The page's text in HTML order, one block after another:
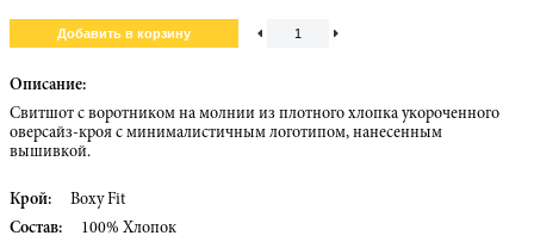
Описание:
Свитшот с воротником на молнии из плотного хлопка укороченного
оверсайз-кроя с минималистичным логотипом, нанесенным
вышивкой.
Крой:
Boxy Fit
Состав:
100% Хлопок